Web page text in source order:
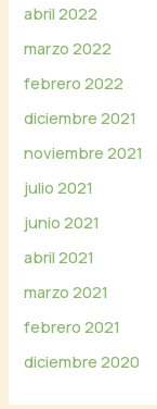
abril 2022
marzo 2022
febrero 2022
diciembre 2021
noviembre 2021
julio 2021
junio 2021
abril 2021
marzo 2021
febrero 2021
diciembre 2020